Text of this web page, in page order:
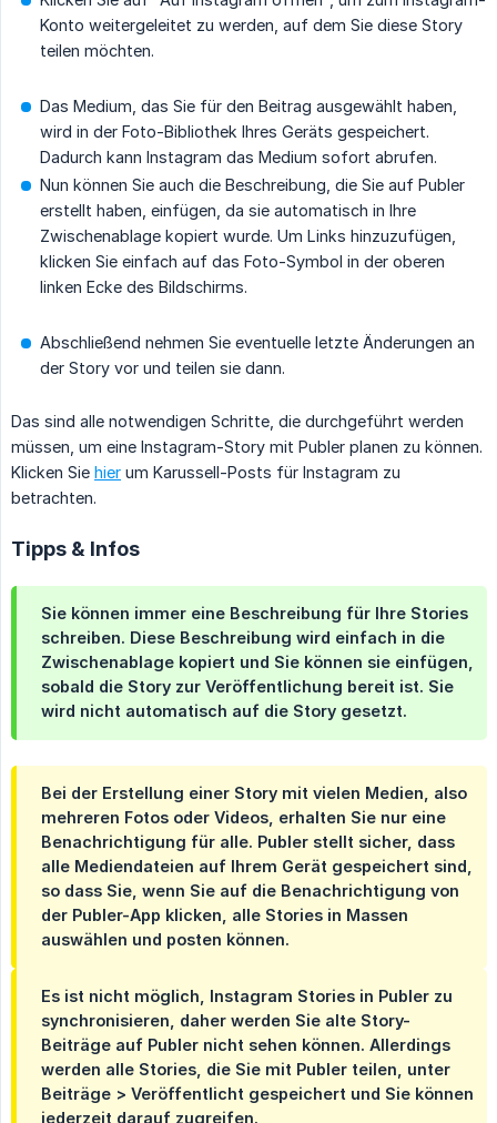
Konto weitergeleitet zu werden, auf dem Sie diese Story
teilen möchten.
Das Medium, das Sie für den Beitrag ausgewählt haben,
wird in der Foto-Bibliothek Ihres Geräts gespeichert.
Dadurch kann Instagram das Medium sofort abrufen.
Nun können Sie auch die Beschreibung, die Sie auf Publer
erstellt haben, einfügen, da sie automatisch in Ihre
Zwischenablage kopiert wurde. Um Links hinzuzufügen,
klicken Sie einfach auf das Foto-Symbol in der oberen
linken Ecke des Bildschirms.
Abschließend nehmen Sie eventuelle letzte Änderungen an
der Story vor und teilen sie dann.
Das sind alle notwendigen Schritte, die durchgeführt werden
müssen, um eine Instagram-Story mit Publer planen zu können.
Klicken Sie hier um Karussell-Posts für Instagram zu
betrachten.
Tipps & Infos
Sie können immer eine Beschreibung für Ihre Stories
schreiben. Diese Beschreibung wird einfach in die
Zwischenablage kopiert und Sie können sie einfügen,
sobald die Story zur Veröffentlichung bereit ist. Sie
wird nicht automatisch auf die Story gesetzt.
Bei der Erstellung einer Story mit vielen Medien, also
mehreren Fotos oder Videos, erhalten Sie nur eine
Benachrichtigung für alle. Publer stellt sicher, dass
alle Mediendateien auf Ihrem Gerät gespeichert sind,
so dass Sie, wenn Sie auf die Benachrichtigung von
der Publer-App klicken, alle Stories in Massen
auswählen und posten können.
Es ist nicht möglich, Instagram Stories in Publer zu
synchronisieren, daher werden Sie alte Story-
Beiträge auf Publer nicht sehen können. Allerdings
werden alle Stories, die Sie mit Publer teilen, unter
Beiträge > Veröffentlicht gespeichert und Sie können
jederzeit darauf zugreifen.